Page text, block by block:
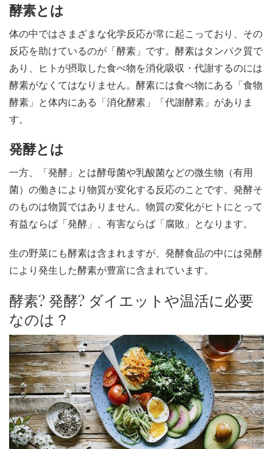
酵素とは
体の中ではさまざまな化学反応が常に起こっており、その
反応を助けているのが「酵素」です。酵素はタンパク質で
あり、ヒトが摂取した食べ物を消化吸収・代謝するのには
酵素がなくてはなりません。酵素には食べ物にある「食物
酵素」と体内にある「消化酵素」「代謝酵素」がありま
す。
発酵とは
一方、「発酵」とは酵母菌や乳酸菌などの微生物（有用
菌）の働きにより物質が変化する反応のことです。発酵そ
のものは物質ではありません。物質の変化がヒトにとって
有益ならば「発酵」、有害ならば「腐敗」となります。
生の野菜にも酵素は含まれますが、発酵食品の中には発酵
により発生した酵素が豊富に含まれています。
酵素? 発酵? ダイエットや温活に必要
なのは？